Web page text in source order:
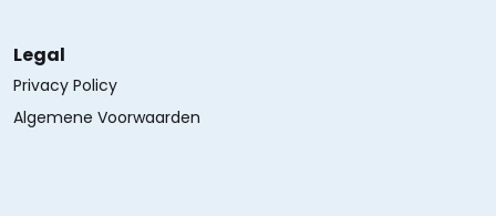
Legal
Privacy Policy
Algemene Voorwaarden